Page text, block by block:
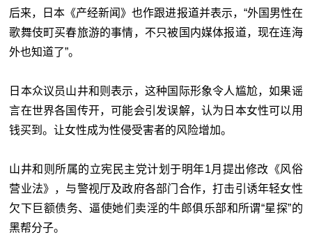
后来，日本《产经新闻》也作跟进报道并表示，“外国男性在
歌舞伎町买春旅游的事情，不只被国内媒体报道，现在连海
外也知道了”。
日本众议员山井和则表示，这种国际形象令人尴尬，如果谣
言在世界各国传开，可能会引发误解，认为日本女性可以用
钱买到。让女性成为性侵受害者的风险增加。
山井和则所属的立宪民主党计划于明年1月提出修改《风俗
营业法》，与警视厅及政府各部门合作，打击引诱年轻女性
欠下巨额债务、逼使她们卖淫的牛郎俱乐部和所谓“星探”的
黑帮分子。